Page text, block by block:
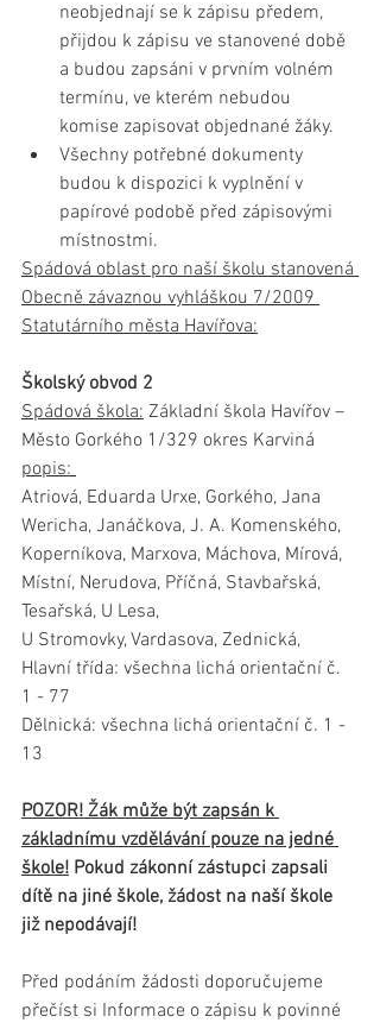
neobjednají se k zápisu předem,
přijdou k zápisu ve stanovené době
a budou zapsáni v prvním volném
termínu, ve kterém nebudou
komise zapisovat objednané žáky.
Všechny potřebné dokumenty
budou k dispozici k vyplnění v
papírové podobě před zápisovými
místnostmi.
Spádová oblast pro naší školu stanovená
Obecně závaznou vyhláškou 7/2009
Statutárního města Havířova:
Školský obvod 2
Spádová škola: Základní škola Havířov –
Město Gorkého 1/329 okres Karviná
popis:
Atriová, Eduarda Urxe, Gorkého, Jana
Wericha, Janáčkova, J. A. Komenského,
Koperníkova, Marxova, Máchova, Mírová,
Místní, Nerudova, Příčná, Stavbařská,
Tesařská, U Lesa,
U Stromovky, Vardasova, Zednická,
Hlavní třída: všechna lichá orientační č.
1 - 77
Dělnická: všechna lichá orientační č. 1 -
13
POZOR! Žák může být zapsán k
základnímu vzdělávání pouze na jedné
škole! Pokud zákonní zástupci zapsali
dítě na jiné škole, žádost na naší škole
již nepodávají!
Před podáním žádosti doporučujeme
přečíst si Informace o zápisu k povinné